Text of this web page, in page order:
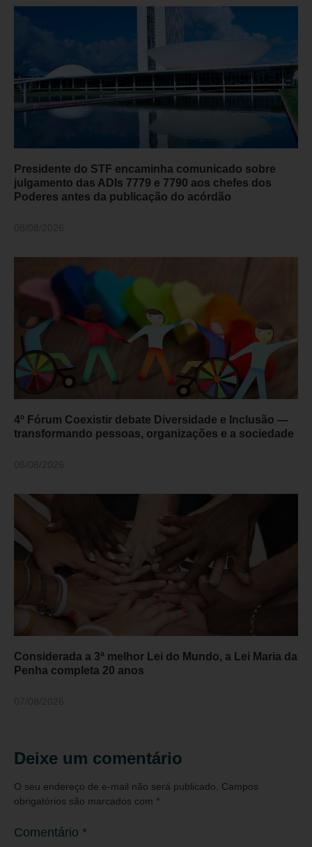
Presidente do STF encaminha comunicado sobre
julgamento das ADIs 7779 e 7790 aos chefes dos
Poderes antes da publicação do acórdão
4º Fórum Coexistir debate Diversidade e Inclusão —
transformando pessoas, organizações e a sociedade
Considerada a 3ª melhor Lei do Mundo, a Lei Maria da
Penha completa 20 anos
Deixe um comentário
O seu endereço de e-mail não será publicado.
Campos
obrigatórios são marcados com *
Comentário *